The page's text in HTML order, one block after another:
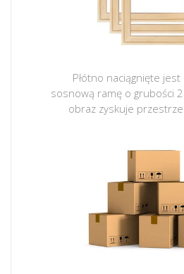
Płótno naciągnięte
sosnową ramę o grubości
obraz zyskuje